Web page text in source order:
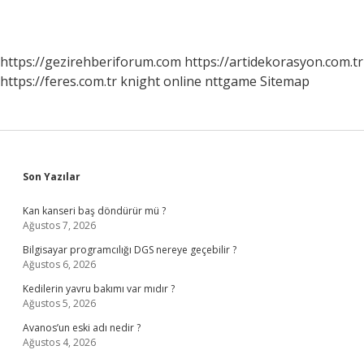
https://gezirehberiforum.com https://artidekorasyon.com.tr
https://feres.com.tr knight online nttgame Sitemap
Sidebar
Son Yazılar
Kan kanseri baş döndürür mü ?
Ağustos 7, 2026
Bilgisayar programcılığı DGS nereye geçebilir ?
Ağustos 6, 2026
Kedilerin yavru bakımı var mıdır ?
Ağustos 5, 2026
Avanos’un eski adı nedir ?
Ağustos 4, 2026